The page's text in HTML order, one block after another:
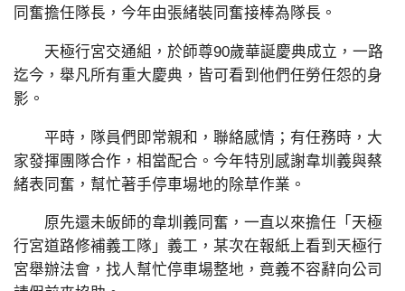
同奮擔任隊長，今年由張緒裝同奮接棒為隊長。
天極行宮交通組，於師尊90歲華誕慶典成立，一路
迄今，舉凡所有重大慶典，皆可看到他們任勞任怨的身
影。
平時，隊員們即常親和，聯絡感情；有任務時，大
家發揮團隊合作，相當配合。今年特別感謝韋圳義與蔡
緒表同奮，幫忙著手停車場地的除草作業。
原先還未皈師的韋圳義同奮，一直以來擔任「天極
行宮道路修補義工隊」義工，某次在報紙上看到天極行
宮舉辦法會，找人幫忙停車場整地，竟義不容辭向公司